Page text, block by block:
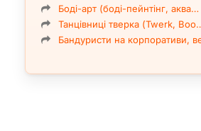
Боді-арт (боді-пейнтінг, аква…
Танцівниці тверка (Twerk,
Бандуристи на корпоративи,